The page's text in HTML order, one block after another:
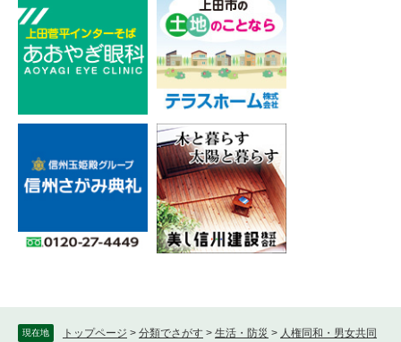
現在地 トップページ > 分類でさがす > 生活・防災 > 人権同和・男女共同